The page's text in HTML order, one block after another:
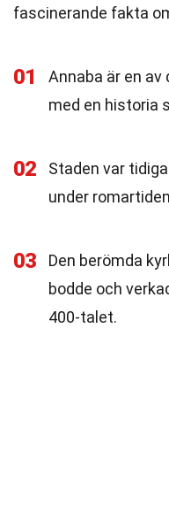
fascinerande fakta
01
Annaba är en
med en historia
02
Staden var
under
03
Den berömda
bodde och
400-talet.